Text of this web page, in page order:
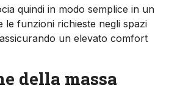
quindi in modo semplice in un
le funzioni richieste negli spazi
un elevato comfort
della massa